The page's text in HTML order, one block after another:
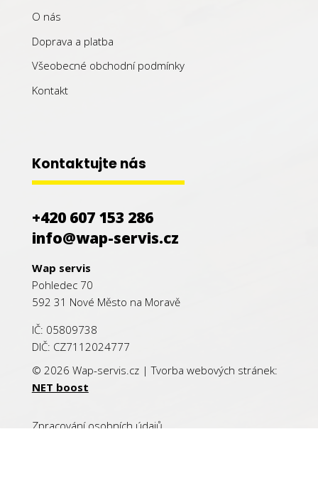
O nás
Doprava a platba
Všeobecné obchodní podmínky
Kontakt
Kontaktujte nás
+420 607 153 286
info@wap-servis.cz
Wap servis
Pohledec 70
592 31 Nové Město na Moravě
IČ: 05809738
DIČ: CZ7112024777
© 2026 Wap-servis.cz |Tvorba webových stránek:
NET boost
Zpracování osobních údajů